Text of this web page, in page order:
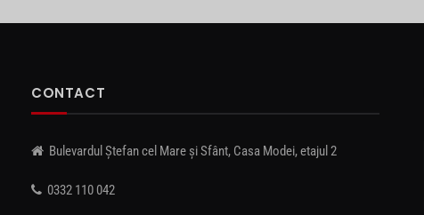
CONTACT
Bulevardul Ștefan cel Mare și Sfânt, Casa Modei, etajul 2
0332 110 042